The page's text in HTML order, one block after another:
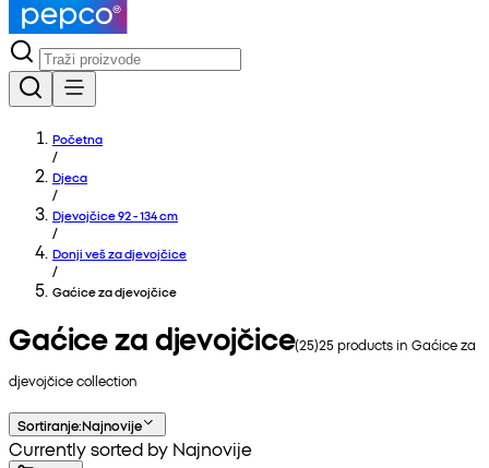
Početna
/
Djeca
/
Djevojčice 92 - 134 cm
/
Donji veš za djevojčice
/
Gaćice za djevojčice
Gaćice za djevojčice(25)25products inGaćice za
djevojčicecollection
Sortiranje:Najnovije
Currently sorted by Najnovije